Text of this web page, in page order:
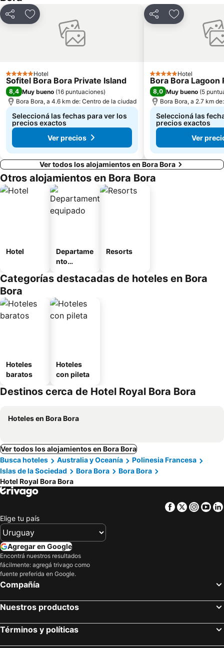
CompartirAñadir a favoritos
5 EstrellasHotel
Sofitel Bora Bora Private Island
8,4 Muy bueno (16 puntuaciones)
Bora Bora, a 4.6 km de: Centro de la ciudad
Seleccioná las fechas para ver los
precios exactos
Ver precios
CompartirAñadir a
5 EstrellasHotel
Bora Bora Lagoon
8,0 Muy bueno (5
Bora Bora, a 2.7 km
Seleccioná las
precios exactos
Ver
Ver todos los alojamientos en Bora Bora
Otros alojamientos en Bora Bora
Hotel
Departame
nto
Resorts
Categorías destacadas de hoteles en Bora
Bora
Hoteles
baratos
Hoteles
con pileta
Destinos cerca de Hotel Royal Bora Bora
Hoteles en Bora Bora
Ver todos los alojamientos en Bora Bora
Busca hoteles
Australia y Oceanía
Polinesia Francesa
Islas de la Sociedad
Bora Bora
Bora Bora
Hotel Royal Bora Bora
Facebook
Twitter
Elige tu país
Agregar en Google
Encontrá nuestros resultados
fácilmente: agregá trivago como
fuente preferida en Google.
Compañía
Nuestros productos
Términos y políticas